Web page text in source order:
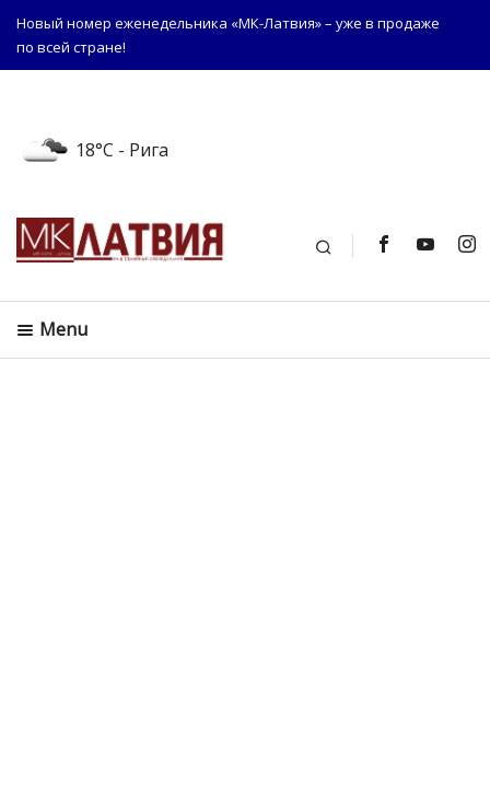
Новый номер еженедельника «МК-Латвия» – уже в продаже
по всей стране!
18°C - Рига
Поиск
Menu